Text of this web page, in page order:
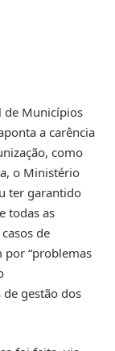
de Municípios
a carência
como
o Ministério
ter garantido
todas as
de
por “problemas
gestão dos